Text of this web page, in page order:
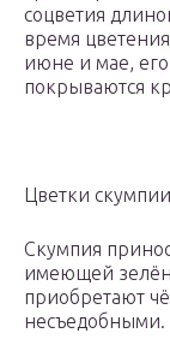
соцветия
время
июне и мае,
покрываются
Цветки
Скумпия
имеющей
приобретают
несъедобными.